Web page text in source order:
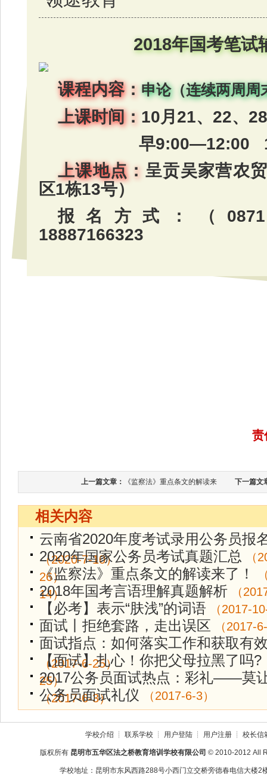
2018年国考笔试
课程内容：申论（连续两周周
上课时间： 10月21、22、
早9:00—12:00 14
上课地点： 呈贡吴家营农
区1栋13号）
报名方式：（
18887166323
上一篇文章： 《监察法》重点条文的解读来 下一篇文
相关内容
云南省2020年度考试录用公务员报
（2020-7-10）
2020年国家公务员考试真题汇总
（
26）
《监察法》重点条文的解读来了！
14）
2018年国考言语理解真题解析 （
【必考】表示“肤浅”的词语 （2017-
面试丨拒绝套路，走出误区 （2017-
面试指点：如何落实工作和获取有
（2017-6-25）
【面试】扎心！你把父母拉黑了吗?
25）
2017公务员面试热点：彩礼——莫
（2017-6-3）
公务员面试礼仪 （2017-6-3）
学校介绍 ┊ 联系学校 ┊ 用户登陆 ┊ 用户注册 ┊ 校长信
版权所有 昆明市五华区法之桥教育培训学校有限公司 © 2010-2012 All
学校地址：昆明市东风西路288号小西门立交桥旁德春电信大